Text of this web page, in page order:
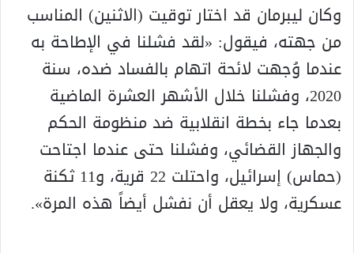
وكان ليبرمان قد اختار توقيت (الاثنين) المناسب
من جهته، فيقول: «لقد فشلنا في الإطاحة به
عندما وُجهت لائحة اتهام بالفساد ضده، سنة
2020، وفشلنا خلال الأشهر العشرة الماضية
بعدما جاء بخطة انقلابية ضد منظومة الحكم
والجهاز القضائي، وفشلنا حتى عندما اجتاحت
(حماس) إسرائيل، واحتلت 22 قرية، و11 ثكنة
عسكرية، ولا يعقل أن نفشل أيضاً هذه المرة».